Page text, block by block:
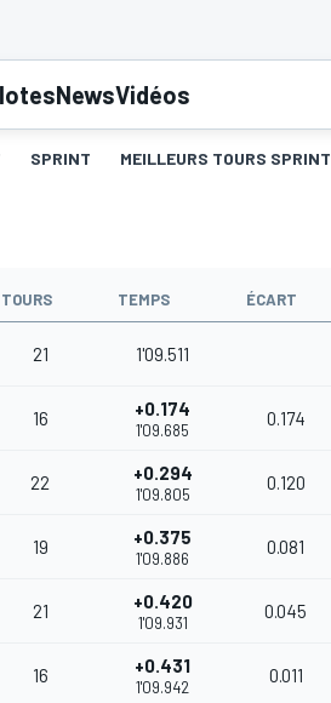
NewsVidéos
SPRINT MEILLEURS TOURS SPRINT
TOURS TEMPS ÉCART
21 1'09.511
16 +0.174
1'09.685
0.174
22 +0.294
1'09.805
0.120
19 +0.375
1'09.886
0.081
21 +0.420
1'09.931
0.045
16 +0.431
1'09.942
0.011